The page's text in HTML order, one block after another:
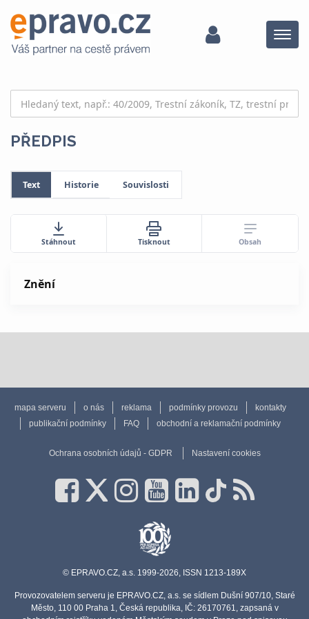
Menu
PŘEDPIS
Text Historie Souvislosti
Stáhnout Tisknout Obsah
Znění
mapa serveru o nás reklama podmínky provozu
kontakty
publikační podmínky
FAQ obchodní a reklamační podmínky
Ochrana osobních údajů - GDPR Nastavení cookies
© EPRAVO.CZ, a.s. 1999-2026, ISSN 1213-189X
Provozovatelem serveru je EPRAVO.CZ, a.s. se sídlem Dušní 907/10, Staré
Město, 110 00 Praha 1, Česká republika, IČ: 26170761, zapsaná v